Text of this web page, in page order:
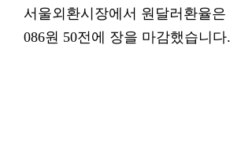
서울외환시장에서 원달러환율은
086원 50전에 장을 마감했습니다.